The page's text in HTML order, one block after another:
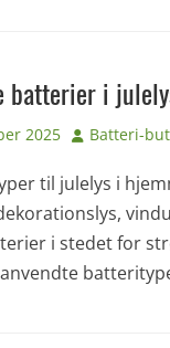
batterier i
2025 Forfatter
Batteri-
til julelys i
i stedet for